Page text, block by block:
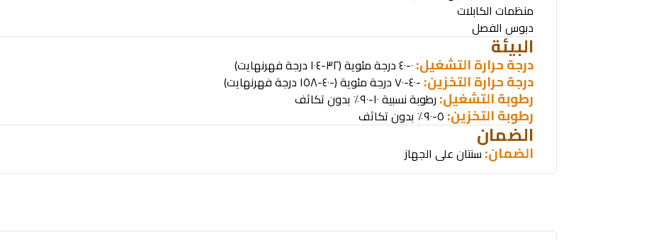
منظمات الكابلات
دبوس الفصل
البيئة
درجة حرارة التشغيل:
درجة حرارة التخزين: -٤٠-٧٠ درجة مئوية (-٤٠-١٥٨ درجة فهرنهايت)
رطوبة التشغيل: رطوبة نسبية ١٠-٩٠٪ بدون تكاثف
رطوبة التخزين:
الضمان
الضمان:سنتان على الجهاز